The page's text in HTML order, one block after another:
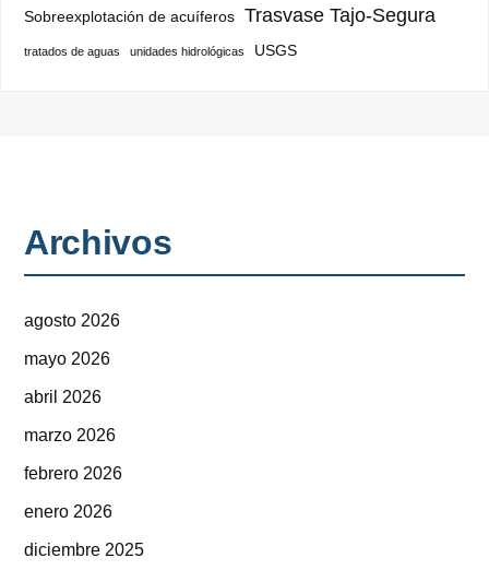
Sobreexplotación de acuíferos Trasvase Tajo-Segura
tratados de aguas unidades hidrológicas USGS
Archivos
agosto 2026
mayo 2026
abril 2026
marzo 2026
febrero 2026
enero 2026
diciembre 2025